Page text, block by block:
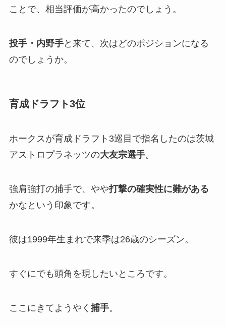
ことで、相当評価が高かったのでしょう。
投手・内野手と来て、次はどのポジションになる
のでしょうか。
育成ドラフト3位
ホークスが育成ドラフト3巡目で指名したのは茨城
アストロプラネッツの大友宗選手。
強肩強打の捕手で、やや打撃の確実性に難がある
かなという印象です。
彼は1999年生まれで来季は26歳のシーズン。
すぐにでも頭角を現したいところです。
ここにきてようやく 捕手。